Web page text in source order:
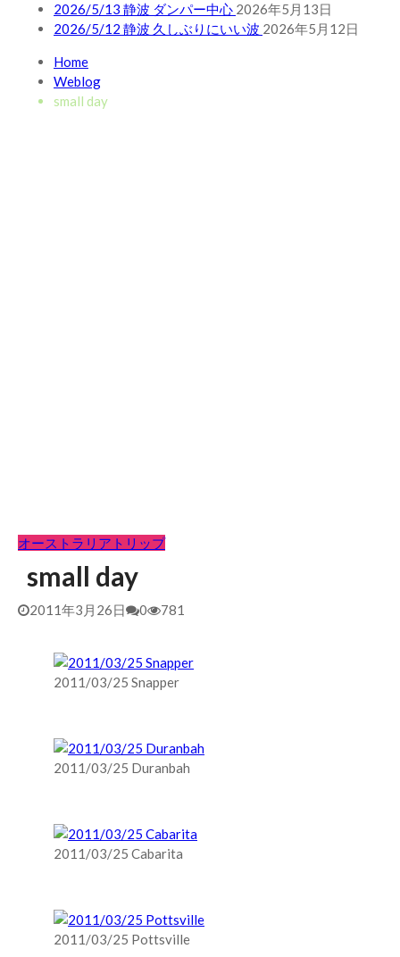
2026/5/13 静波 ダンパー中心 2026年5月13日
2026/5/12 静波 久しぶりにいい波 2026年5月12日
Home
Weblog
small day
オーストラリアトリップ
small day
2011年3月26日 0 781
2011/03/25 Snapper
2011/03/25 Duranbah
2011/03/25 Cabarita
2011/03/25 Pottsville